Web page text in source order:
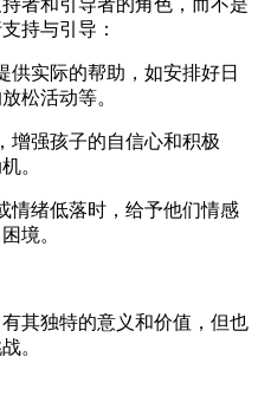
持与引导：
供实际的帮助，如安排好日
松活动等。
增强孩子的自信心和积极
。
情绪低落时，给予他们情感
境。
其独特的意义和价值，但也
。